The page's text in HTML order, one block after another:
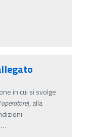
in cui si svolge
operatore), alla
…